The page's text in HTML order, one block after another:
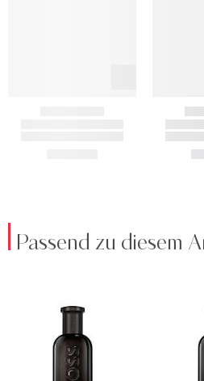
Passend zu diesem